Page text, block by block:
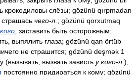
крокодиловы слёзы; gözünü qırpmadan
чего-л. ; gözünü qorxutmaq
кого , заставить быть осторожным;
выпялить глаза; gözünü qan örtüb
не страшится; gözünü deşmək 1
(вызывать, вызвать зависть у кого-л. );
постоянно придираться к кому; gözünü